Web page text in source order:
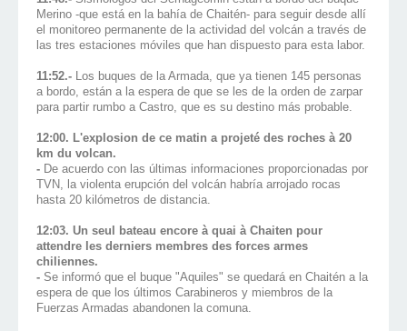
Merino -que está en la bahía de Chaitén- para seguir desde allí
el monitoreo permanente de la actividad del volcán a través de
las tres estaciones móviles que han dispuesto para esta labor.
11:52.- Los buques de la Armada, que ya tienen 145 personas
a bordo, están a la espera de que se les de la orden de zarpar
para partir rumbo a Castro, que es su destino más probable.
12:00. L'explosion de ce matin a projeté des roches à 20
km du volcan.
- De acuerdo con las últimas informaciones proporcionadas por
TVN, la violenta erupción del volcán habría arrojado rocas
hasta 20 kilómetros de distancia.
12:03. Un seul bateau encore à quai à Chaiten pour
attendre les derniers membres des forces armes
chiliennes.
- Se informó que el buque "Aquiles" se quedará en Chaitén a la
espera de que los últimos Carabineros y miembros de la
Fuerzas Armadas abandonen la comuna.